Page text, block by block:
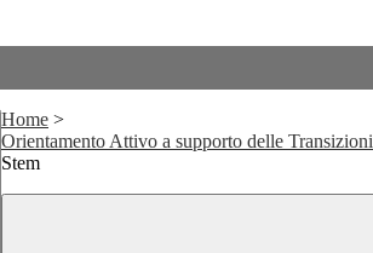
Home >
Orientamento Attivo a supporto delle Transizioni
Stem